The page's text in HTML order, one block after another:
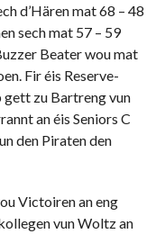
d’Hären mat 68 – 48
sech mat 57 – 59
Beater wou mat
Fir éis Reserve-
gett zu Bartreng vun
an éis Seniors C
den Piraten den
Victoiren an eng
vun Woltz an